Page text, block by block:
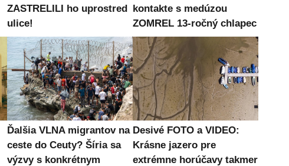
ZASTRELILI ho uprostred
ulice!
kontakte s medúzou
ZOMREL 13-ročný chlapec
Ďalšia VLNA migrantov na
ceste do Ceuty? Šíria sa
výzvy s konkrétnym
Desivé FOTO a VIDEO:
Krásne jazero pre
extrémne horúčavy takmer